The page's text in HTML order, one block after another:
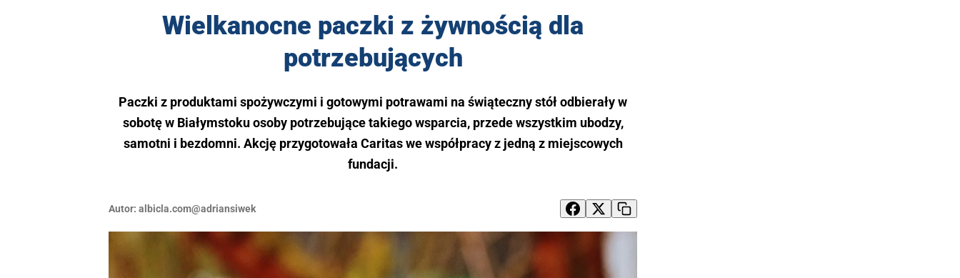
Wielkanocne paczki z żywnością dla
potrzebujących
Paczki z produktami spożywczymi i gotowymi potrawami na świąteczny stół odbierały w
sobotę w Białymstoku osoby potrzebujące takiego wsparcia, przede wszystkim ubodzy,
samotni i bezdomni. Akcję przygotowała Caritas we współpracy z jedną z miejscowych
fundacji.
Autor: albicla.com@adriansiwek